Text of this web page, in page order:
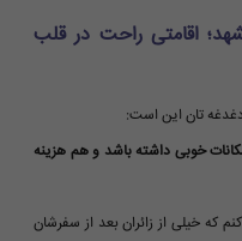
اقامتی راحت در قلب
تان این است:
خوبی داشته باشد و هم هزینه
که خیلی از زائران بعد از سفرشان